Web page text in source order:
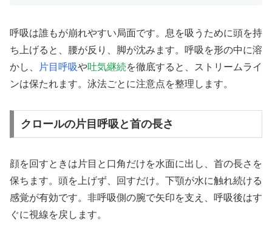
呼吸は誰もが崩れやすい局面です。息を吸うために頭を持
ち上げると、腰が反り、脚が沈みます。呼吸を形の中に溶
かし、
片目呼吸や吐気継続を徹底すると、ストリームライ
ンは保たれます。泳法ごとに注意点を整理します。
クロールの片目呼吸と首の長さ
顔を回すときは片目と口角だけを水面に出し、首の長さを
保ちます。頭を上げず、回すだけ。下顎が水に触れ続ける
感覚が有効です。非呼吸側の腕で矢印を支え、呼吸後はす
ぐに視線を戻します。